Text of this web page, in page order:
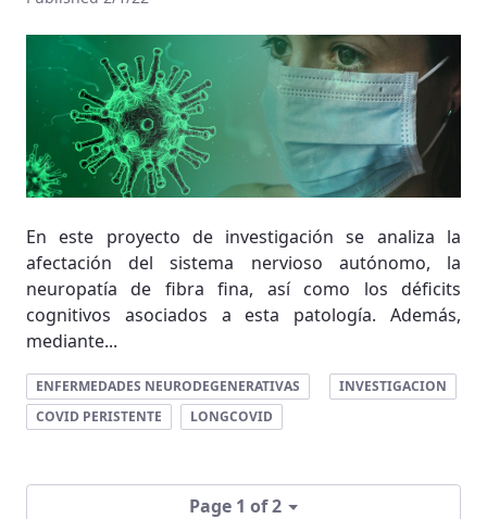
En este proyecto de investigación se analiza la
afectación del sistema nervioso autónomo, la
neuropatía de fibra fina, así como los déficits
cognitivos asociados a esta patología. Además,
mediante...
ENFERMEDADES NEURODEGENERATIVAS
INVESTIGACION
COVID PERISTENTE
LONGCOVID
Page 1 of 2